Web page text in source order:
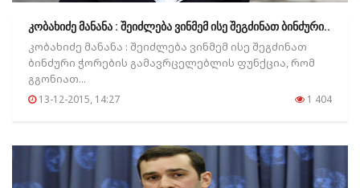
კობახიძე მანანა : შეიძლება ვინმემ ისე შეგძინათ ბინძური..
კობახიძე მანანა : შეიძლება ვინმემ ისე შეგძინათ
ბინძური ჭორების გამავრცელებლის ფუნქცია, რომ
გგონიათ...
13-12-2015, 14:27 1 404